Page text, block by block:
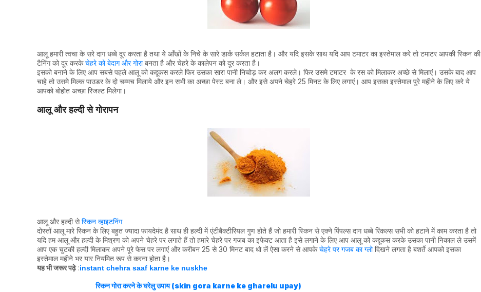
आलू हमारी त्वचा के सरे दाग धब्बे दूर करता है तथा ये आँखों के निचे के सारे डार्क सर्कल हटाता है। और यदि इसके साथ यदि आप टमाटर का इस्तेमाल करे तो टमाटर आपकी स्किन की
टैनिंग को दूर करकेचेहरे को बेदाग और गोराबनता है और चेहरे के कालेपन को दूर करता है।
इसको बनाने के लिए आप सबसे पहले आलू को कद्दूकस करले फिर उसका सारा पानी निचोड़ कर अलग करले। फिर उसमे टमाटर के रस को मिलाकर अच्छे से मिलाएं। उसके बाद आप
चाहे तो उसमे मिल्क पाउडर के दो चम्मच मिलाये और इन सभी का अच्छा पेस्ट बना ले। और इसे अपने चेहरे 25 मिनट के लिए लगाएं। आप इसका इस्तेमाल पुरे महीने के लिए करे ये
आपको बोहोत अच्छा रिजल्ट मिलेगा।
आलू और हल्दी से गोरापन
आलू और हल्दी सेस्किन व्हाइटनिंग
दोस्तों आलू मारे स्किन के लिए बहुत ज्यादा फायदेमंद है साथ ही हल्दी में एंटीबैक्टीरियल गुण होते हैं जो हमारी स्किन से एक्ने पिंपल्स दाग धब्बे रिंकल्स सभी को हटाने में काम करता है तो
यदि हम आलू और हल्दी के मिश्रण को अपने चेहरे पर लगाते हैं तो हमारे चेहरे पर गजब का इफेक्ट आता है इसे लगाने के लिए आप आलू को कद्दूकस करके उसका पानी निकाल ले उसमें
आप एक चुटकी हल्दी मिलाकर अपने पूरे फेस पर लगाएं और करीबन 25 से 30 मिनट बाद धो लें ऐसा करने से आपकेचेहरे पर गजब का ग्लोदिखने लगता है बशर्ते आपको इसका
इस्तेमाल महीने भर यार नियमित रूप से करना होता है।
यह भी जरूर पढ़े :instant chehra saaf karne ke nuskhe
स्किन गोरा करने के घरेलु उपाय (skin gora karne ke gharelu upay)